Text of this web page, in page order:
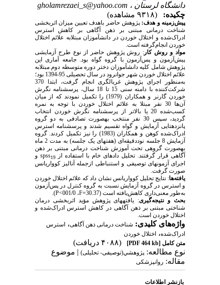
دانشگاه لرستان ، gholamrezaei_s@yahoo.com
چکیده:
(۹۳۱۸ مشاهده)
پیش‌زمینه و هدف:پژوهش حاضر باهدف تعیین میزان اثربخشی
شناخت درمانی مبتنی بر ذهن آگاهی بر کاهش استرس
ادراک‌شده و اختلال خوردن در دانش­آموزان مبتلابه علائم اختلال
خوردن انجام‌گرفته است.
مواد و روش‌ کار : روش پژوهش حاضر از نوع طرح آزمایشی
پیش‌آزمون و پس‌آزمون با گروه گواه بود. جامعه آماری این
پژوهش شامل کلیه دانش­آموزان دختر دوره متوسطه دوم مبتلابه
علائم اختلال خوردن شهر جوانرود در سال تحصیلی 95-1394 بود؛
به‌منظور اجرای پژوهش غربالگری انجام گرفت، ابتدا 370
شرکت‌کننده با دامنه سنی 15 تا 18 سال، پرسشنامه­ نگرش
خوردن گارنر و همکاران (1979) را تکمیل نمودند که از میان
آن‌ها 30 نفر مبتلا به علائم اختلال خوردن با توجه به نمره
کسب‌شده 20 یا بالاتر از پرسشنامه نگرش خوردن انتخاب
گردید، سپس 30 نفر منتخب به­صورت تصادفی به دو گروه
پانزده­تایی آزمایش و گواه تقسیم شدند و پرسشنامه استرس
ادراک‌شده کوهن و همکاران (1983) را نیز تکمیل کردند. گروه
آزمایش 8 جلسه نوددقیقه‌ای (هفته­ای یک جلسه) به مدت 2 ماه
به­صورت گروهی تحت آموزش شناخت درمانی مبتنی بر ذهن
آگاهی قرار گرفتند. تحلیل داد­های خام با استفاده از
spss19
و
اجرای آزمون­های توصیفی و استنباطی ازجمله آنالیز کوواریانس
صورت گرفت.
یافته‌ها: نتایج تحلیل کوواریانس نشان داد که علائم اختلال خوردن
و استرس در گروه آزمایش نسبت به گروه کنترل در پس‌آزمون
به‌طور معنی‌داری کاهش‌یافته است (30.37=
F، 001/0 P<
).
بحث و نتیجه‌گیری: یافته­های پژوهش مؤید اثربخشی درمان
شناختی مبتنی بر ذهن آگاهی در کاهش استرس ادراک‌شده و
اختلال خوردن است.
واژه‌های کلیدی: شناخت درمانی ذهن آگاهی،
استرس
ادراک‌شده، اختلال خوردن
متن کامل[PDF 464 kb]
(۴۰۸۸ دریافت)
نوع مطالعه: پژوهشي(توصیفی- تحلیلی)| موضوع
مقاله: روانپزشکی
بازنشر اطلاعات